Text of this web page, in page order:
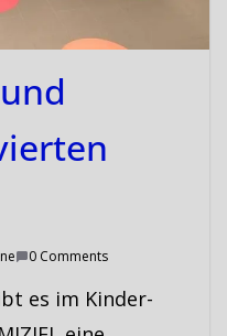
0 Comments
es im Kinder-